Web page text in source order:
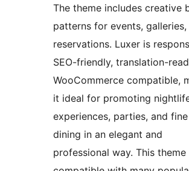
The theme includes creative
patterns for events, galleries,
reservations. Luxer is
SEO-friendly, translation-
WooCommerce compatible,
it ideal for promoting
experiences, parties, and fine
dining in an elegant and
professional way. This theme